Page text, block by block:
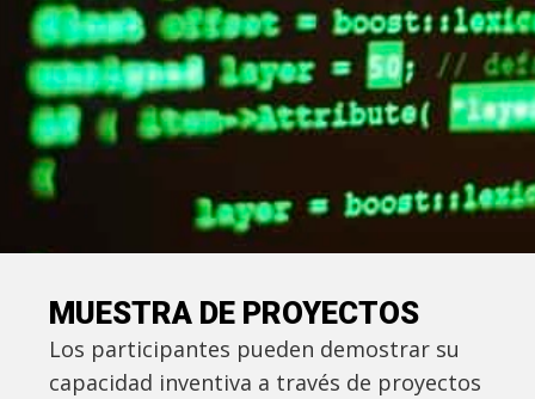
MUESTRA DE PROYECTOS
Los participantes pueden demostrar su
capacidad inventiva a través de proyectos